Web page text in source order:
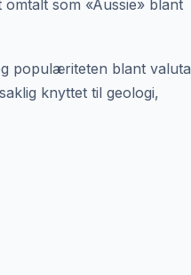
som «Aussie» blant
populæriteten blant valuta
knyttet til geologi,